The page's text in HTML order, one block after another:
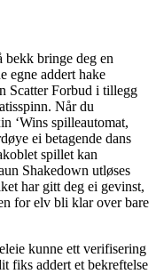
bringe deg en
egne addert hake
Scatter Forbud i tillegg
Når du
‘Wins spilleautomat,
ei betagende dans
spillet kan
Shakedown utløses
har gitt deg ei gevinst,
for elv bli klar over bare
kunne ett verifisering
fiks addert et bekreftelse